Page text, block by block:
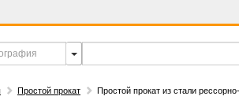
Простой прокат Простой прокат из стали